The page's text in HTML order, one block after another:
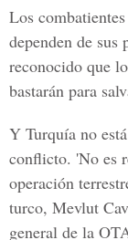
Los
dependen de sus
reconocido que
bastarán para
Y Turquía no
conflicto. 'No es
operación
turco, Mevlut
general de la